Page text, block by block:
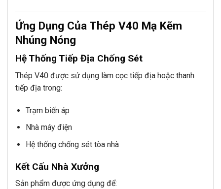
Ứng Dụng Của Thép V40 Mạ Kẽm
Nhúng Nóng
Hệ Thống Tiếp Địa Chống Sét
Thép V40 được sử dụng làm cọc tiếp địa hoặc thanh
tiếp địa trong:
Trạm biến áp
Nhà máy điện
Hệ thống chống sét tòa nhà
Kết Cấu Nhà Xưởng
Sản phẩm được ứng dụng để: